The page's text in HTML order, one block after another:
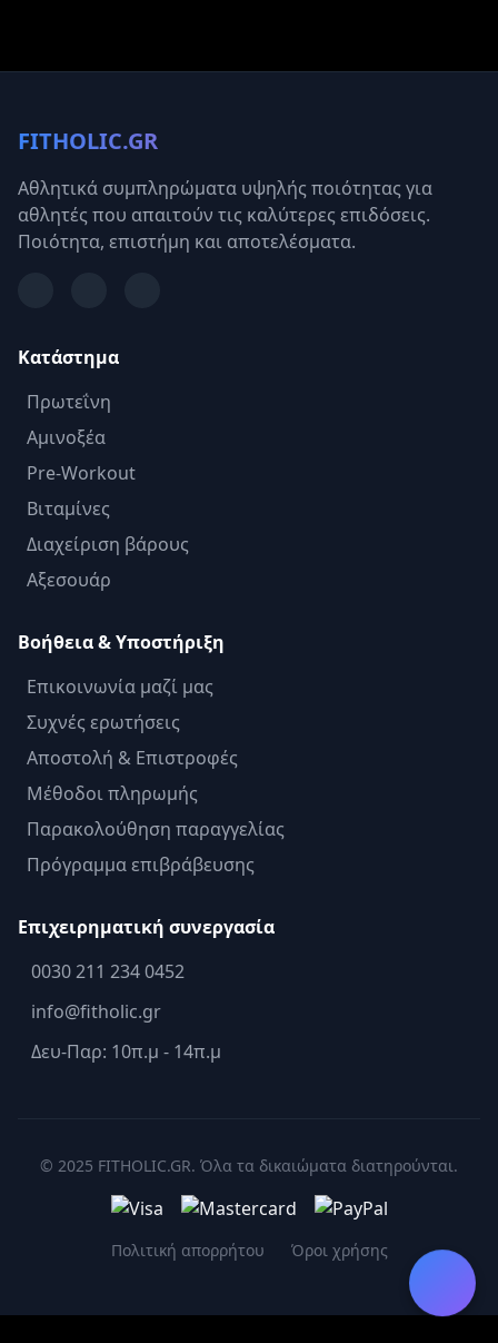
FITHOLIC.GR
Αθλητικά συμπληρώματα υψηλής ποιότητας για
αθλητές που απαιτούν τις καλύτερες επιδόσεις.
Ποιότητα, επιστήμη και αποτελέσματα.
Κατάστημα
Πρωτεΐνη
Αμινοξέα
Pre-Workout
Βιταμίνες
Διαχείριση βάρους
Αξεσουάρ
Βοήθεια & Υποστήριξη
Επικοινωνία μαζί μας
Συχνές ερωτήσεις
Αποστολή & Επιστροφές
Μέθοδοι πληρωμής
Παρακολούθηση παραγγελίας
Πρόγραμμα επιβράβευσης
Επιχειρηματική συνεργασία
0030 211 234 0452
info@fitholic.gr
Δευ-Παρ: 10π.μ - 14π.μ
© 2025 FITHOLIC.GR. Όλα τα δικαιώματα διατηρούνται.
Πολιτική απορρήτου Όροι χρήσης